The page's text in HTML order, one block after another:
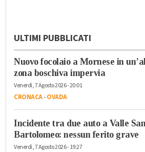
ULTIMI PUBBLICATI
Nuovo focolaio a Mornese in
zona boschiva impervia
Venerdì, 7 Agosto 2026 - 20:01
CRONACA-OVADA
Incidente tra due auto a Valle San
Bartolomeo: nessun ferito grave
Venerdì, 7 Agosto 2026 - 19:27